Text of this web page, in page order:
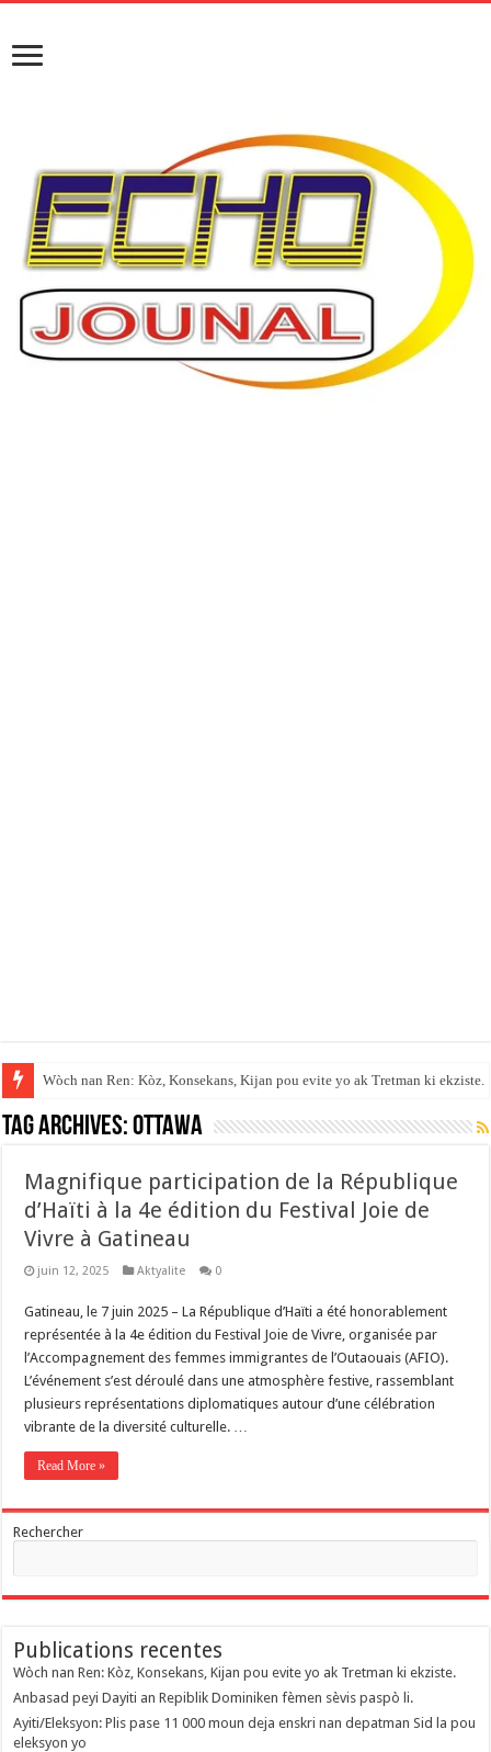
Wòch nan Ren: Kòz, Konsekans, Kijan pou evite yo ak Tretman ki ekziste.
Tag Archives:Ottawa
Magnifique participation de la République
d’Haïti à la 4e édition du Festival Joie de
Vivre à Gatineau
juin 12, 2025 Aktyalite 0
Gatineau, le 7 juin 2025 – La République d’Haïti a été honorablement
représentée à la 4e édition du Festival Joie de Vivre, organisée par
l’Accompagnement des femmes immigrantes de l’Outaouais (AFIO).
L’événement s’est déroulé dans une atmosphère festive, rassemblant
plusieurs représentations diplomatiques autour d’une célébration
vibrante de la diversité culturelle. …
Read More »
Rechercher
Publications recentes
Wòch nan Ren: Kòz, Konsekans, Kijan pou evite yo ak Tretman ki ekziste.
Anbasad peyi Dayiti an Repiblik Dominiken fèmen sèvis paspò li.
Ayiti/Eleksyon: Plis pase 11 000 moun deja enskri nan depatman Sid la pou
eleksyon yo